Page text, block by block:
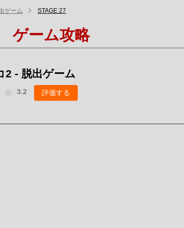
ゲーム STAGE 27
ゲーム攻略
2 - 脱出ゲーム
3.2 評価する